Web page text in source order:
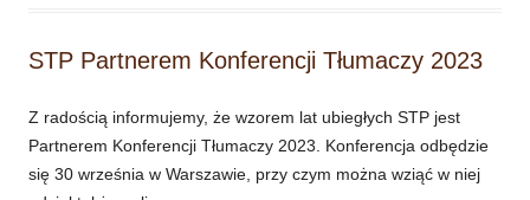
STP Partnerem Konferencji Tłumaczy 2023
Z radością informujemy, że wzorem lat ubiegłych STP jest
Partnerem Konferencji Tłumaczy 2023. Konferencja odbędzie
się 30 września w Warszawie, przy czym można wziąć w niej